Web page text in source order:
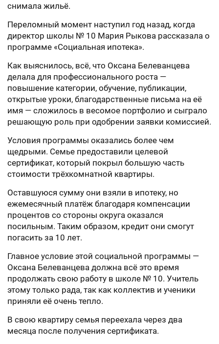
снимала жильё.
Переломный момент наступил год назад, когда
директор школы № 10 Мария Рыкова рассказала о
программе «Социальная ипотека».
Как выяснилось, всё, что Оксана Белеванцева
делала для профессионального роста —
повышение категории, обучение, публикации,
открытые уроки, благодарственные письма на её
имя — сложилось в весомое портфолио и сыграло
решающую роль при одобрении заявки комиссией.
Условия программы оказались более чем
щедрыми. Семье предоставили целевой
сертификат, который покрыл большую часть
стоимости трёхкомнатной квартиры.
Оставшуюся сумму они взяли в ипотеку, но
ежемесячный платёж благодаря компенсации
процентов со стороны округа оказался
посильным. Таким образом, кредит они смогут
погасить за 10 лет.
Главное условие этой социальной программы —
Оксана Белеванцева должна всё это время
продолжать свою работу в школе № 10. Учитель
этому только рада, так как коллектив и ученики
приняли её очень тепло.
В свою квартиру семья переехала через два
месяца после получения сертификата.